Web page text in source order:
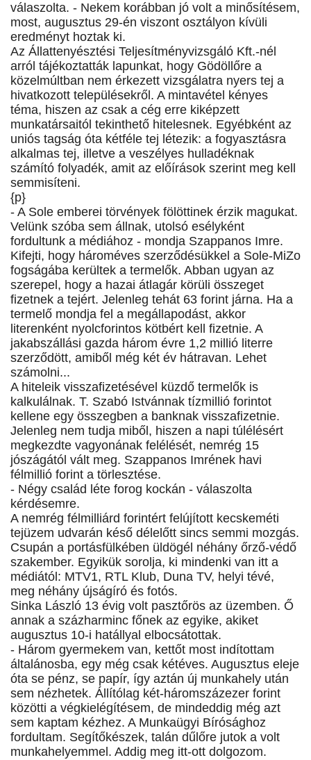
válaszolta. - Nekem korábban jó volt a minősítésem,
most, augusztus 29-én viszont osztályon kívüli
eredményt hoztak ki.
Az Állattenyésztési Teljesítményvizsgáló Kft.-nél
arról tájékoztatták lapunkat, hogy Gödöllőre a
közelmúltban nem érkezett vizsgálatra nyers tej a
hivatkozott településekről. A mintavétel kényes
téma, hiszen az csak a cég erre kiképzett
munkatársaitól tekinthető hitelesnek. Egyébként az
uniós tagság óta kétféle tej létezik: a fogyasztásra
alkalmas tej, illetve a veszélyes hulladéknak
számító folyadék, amit az előírások szerint meg kell
semmisíteni.
{p}
- A Sole emberei törvények fölöttinek érzik magukat.
Velünk szóba sem állnak, utolsó esélyként
fordultunk a médiához - mondja Szappanos Imre.
Kifejti, hogy hároméves szerződésükkel a Sole-MiZo
fogságába kerültek a termelők. Abban ugyan az
szerepel, hogy a hazai átlagár körüli összeget
fizetnek a tejért. Jelenleg tehát 63 forint járna. Ha a
termelő mondja fel a megállapodást, akkor
literenként nyolcforintos kötbért kell fizetnie. A
jakabszállási gazda három évre 1,2 millió literre
szerződött, amiből még két év hátravan. Lehet
számolni...
A hiteleik visszafizetésével küzdő termelők is
kalkulálnak. T. Szabó Istvánnak tízmillió forintot
kellene egy összegben a banknak visszafizetnie.
Jelenleg nem tudja miből, hiszen a napi túlélésért
megkezdte vagyonának felélését, nemrég 15
jószágától vált meg. Szappanos Imrének havi
félmillió forint a törlesztése.
- Négy család léte forog kockán - válaszolta
kérdésemre.
A nemrég félmilliárd forintért felújított kecskeméti
tejüzem udvarán késő délelőtt sincs semmi mozgás.
Csupán a portásfülkében üldögél néhány őrző-védő
szakember. Egyikük sorolja, ki mindenki van itt a
médiától: MTV1, RTL Klub, Duna TV, helyi tévé,
meg néhány újságíró és fotós.
Sinka László 13 évig volt pasztőrös az üzemben. Ő
annak a százharminc főnek az egyike, akiket
augusztus 10-i hatállyal elbocsátottak.
- Három gyermekem van, kettőt most indítottam
általánosba, egy még csak kétéves. Augusztus eleje
óta se pénz, se papír, így aztán új munkahely után
sem nézhetek. Állítólag két-háromszázezer forint
közötti a végkielégítésem, de mindeddig még azt
sem kaptam kézhez. A Munkaügyi Bírósághoz
fordultam. Segítőkészek, talán dűlőre jutok a volt
munkahelyemmel. Addig meg itt-ott dolgozom.